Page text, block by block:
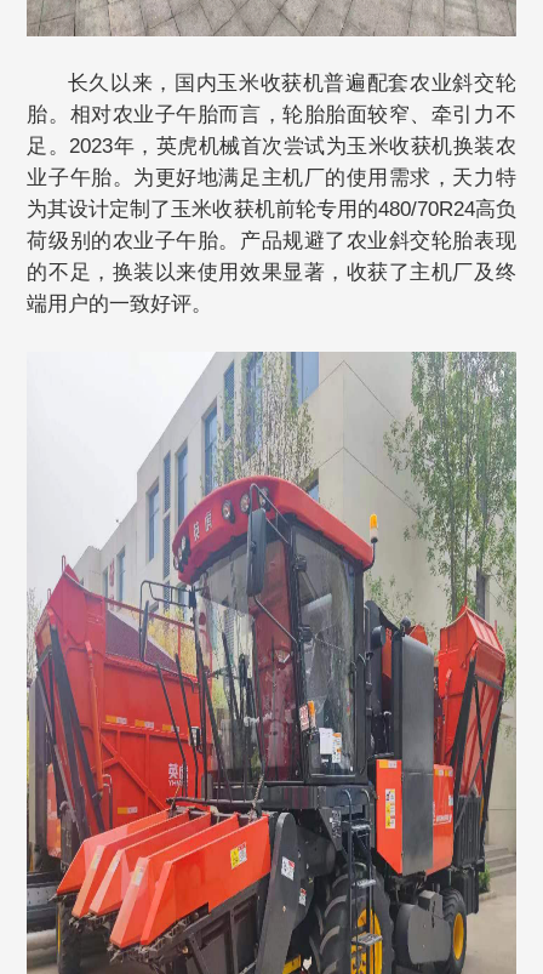
长久以来，国内玉米收获机普遍配套农业斜交轮
胎。相对农业子午胎而言，轮胎胎面较窄、牵引力不
足。2023年，英虎机械首次尝试为玉米收获机换装农
业子午胎。为更好地满足主机厂的使用需求，天力特
为其设计定制了玉米收获机前轮专用的480/70R24高负
荷级别的农业子午胎。产品规避了农业斜交轮胎表现
的不足，换装以来使用效果显著，收获了主机厂及终
端用户的一致好评。